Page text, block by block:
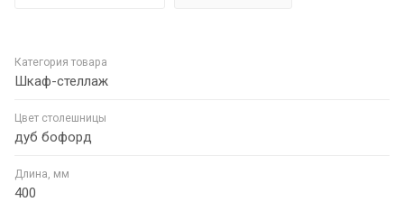
Категория товара
Шкаф-стеллаж
Цвет столешницы
дуб бофорд
Длина, мм
400